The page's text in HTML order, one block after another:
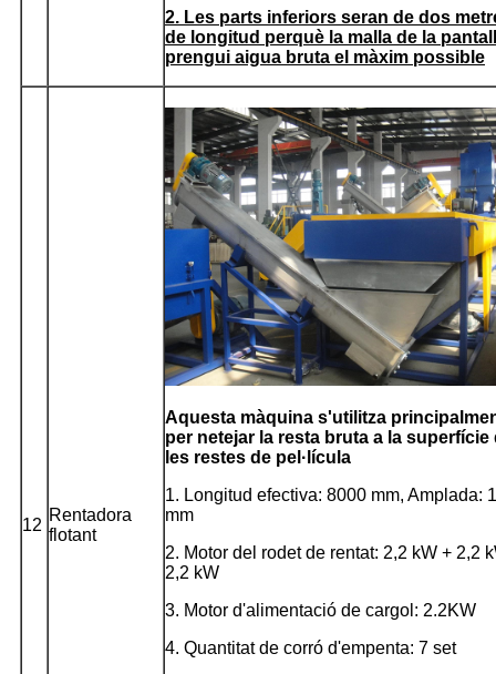
2. Les parts inferiors seran de dos
de longitud perquè la malla de la
prengui aigua bruta el màxim possible
12
Rentadora
flotant
Aquesta màquina s'utilitza
per netejar la resta bruta a la superfície
les restes de pel·lícula
1. Longitud efectiva: 8000 mm, Amplada:
mm
2. Motor del rodet de rentat: 2,2 kW + 2,2
2,2 kW
3. Motor d'alimentació de cargol: 2.2KW
4. Quantitat de corró d'empenta: 7 set